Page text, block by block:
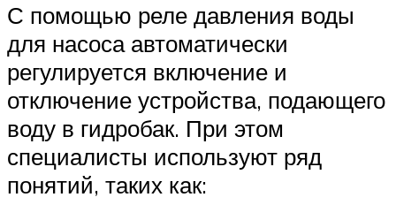
С помощью реле давления воды
для насоса автоматически
регулируется включение и
отключение устройства, подающего
воду в гидробак. При этом
специалисты используют ряд
понятий, таких как: